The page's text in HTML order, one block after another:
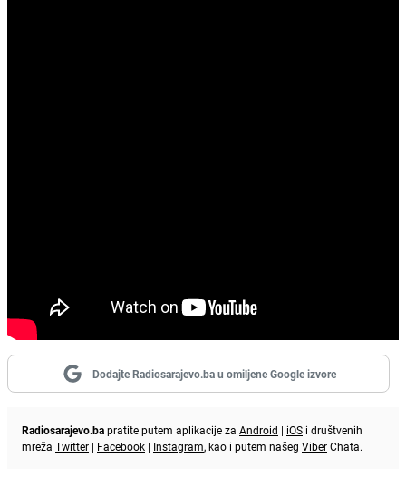
Dodajte Radiosarajevo.ba u omiljene Google izvore
Radiosarajevo.bapratite putem aplikacije za Android | iOS i društvenih
mreža Twitter | Facebook | Instagram, kao i putem našeg ViberChata.